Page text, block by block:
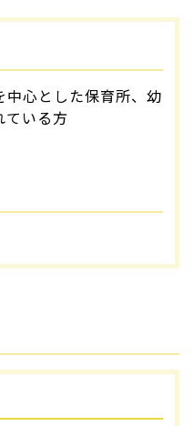
心とした保育所、幼
ている方